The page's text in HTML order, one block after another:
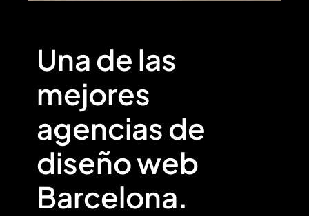
Una de las
mejores
agencias de
diseño web
Barcelona.